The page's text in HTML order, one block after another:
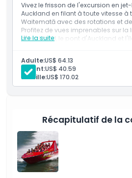
Exclus
Heures d'ouverture
Emplacement
Comment échanger
Vivez le frisson de l'excursion en
Auckland en filant à toute vitesse à
Waitematā avec des rotations et
Profitez de vues imprenables sur la
d'Auckland, le pont d'Auckland et
que pour les touristes.
Lire la suite
Adulte:US$ 64.13
Enfant:US$ 40.59
Famille:US$ 170.02
Récapitulatif de la